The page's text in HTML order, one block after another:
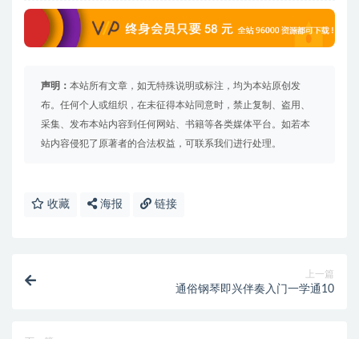
声明： 本站所有文章，如无特殊说明或标注，均为本站原创发
布。任何个人或组织，在未征得本站同意时，禁止复制、盗用、
采集、发布本站内容到任何网站、书籍等各类媒体平台。如若本
站内容侵犯了原著者的合法权益，可联系我们进行处理。
收藏 海报 链接
上一篇
通俗钢琴即兴伴奏入门一学通10